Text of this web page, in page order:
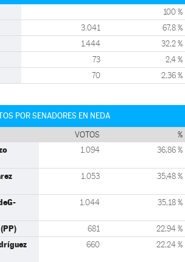
100 %
3.041 67,8 %
1.444 32,2 %
73 2,4 %
70 2,36 %
POR SENADORES EN NEDA
VOTOS %
1.094 36,86 %
1.053 35,48 %
1.044 35,18 %
681 22,94 %
660 22,24 %